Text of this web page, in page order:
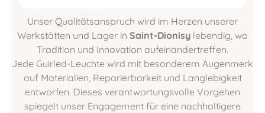
Unser Qualitätsanspruch wird im Herzen unserer
Werkstätten und Lager in Saint-Dionisy lebendig, wo
Tradition und Innovation aufeinandertreffen.
Jede Guirled-Leuchte wird mit besonderem Augenmerk
auf Materialien, Reparierbarkeit und Langlebigkeit
entworfen. Dieses verantwortungsvolle Vorgehen
spiegelt unser Engagement für eine nachhaltigere